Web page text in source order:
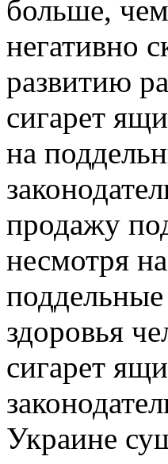
больше,
негативно
развитию
сигарет
на
продажу
несмотря
здоровья
сигарет
Украине